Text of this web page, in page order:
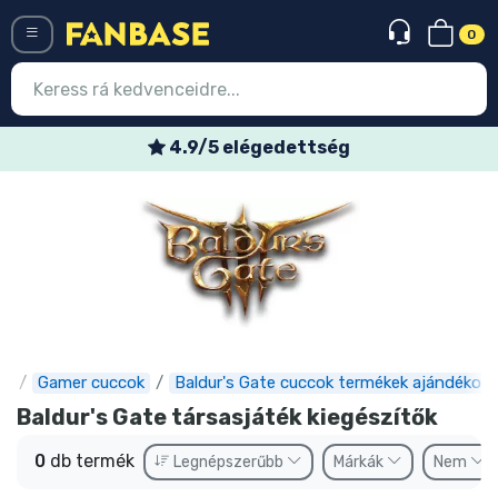
0
4.9/5 elégedettség
Gamer cuccok Baldur's Gate cuccok termékek ajándékok
Baldur's Gate társasjáték kiegészítők
0 db termék Legnépszerűbb Márkák Nem
Belépés Regisztráció
Legújabb cuccok
Akciós ajánlatok
Előrendelhető cuccok
Outlet cuccok